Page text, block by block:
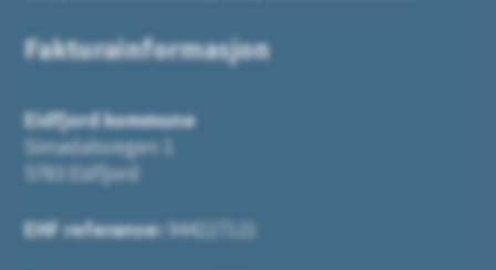
Fakturainformasjon
Eidfjord kommune
Simadalsvegen 1
5783 Eidfjord
EHF referanse: 944227121